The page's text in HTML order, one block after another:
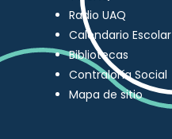
Radio UAQ
Calendario Escolar
Bibliotecas
Contraloría Social
Mapa de sitio